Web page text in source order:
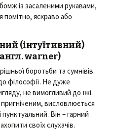
із засаленими рукавами,
яскраво або
(інтуїтивний)
warner)
боротьби та сумнівів.
філософії. Не дуже
не вимогливий до їжі.
висловлюється
Він – гарний
своїх слухачів.